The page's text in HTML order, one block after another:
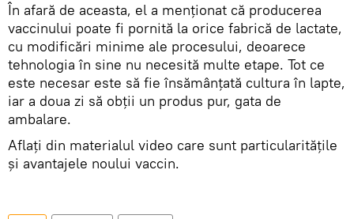
În afară de aceasta, el a menționat că producerea
vaccinului poate fi pornită la orice fabrică de lactate,
cu modificări minime ale procesului, deoarece
tehnologia în sine nu necesită multe etape. Tot ce
este necesar este să fie însămânțată cultura în lapte,
iar a doua zi să obții un produs pur, gata de
ambalare.
Aflați din materialul video care sunt particularitățile
și avantajele noului vaccin.